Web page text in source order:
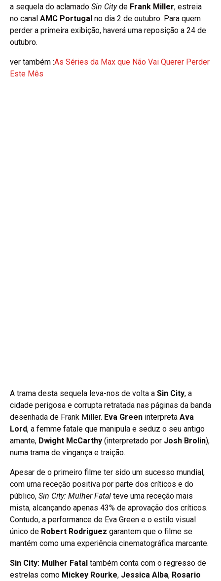
a sequela do aclamado Sin Cityde Frank Miller, estreia
no canal AMC Portugal no dia 2 de outubro. Para quem
perder a primeira exibição, haverá uma reposição a 24 de
outubro.
ver também :As Séries da Max que Não Vai Querer Perder
Este Mês
A trama desta sequela leva-nos de volta a Sin City, a
cidade perigosa e corrupta retratada nas páginas da banda
desenhada de Frank Miller. Eva Green interpreta Ava
Lord, a femme fatale que manipula e seduz o seu antigo
amante, Dwight McCarthy (interpretado por Josh Brolin),
numa trama de vingança e traição.
Apesar de o primeiro filme ter sido um sucesso mundial,
com uma receção positiva por parte dos críticos e do
público, Sin City: Mulher Fatal teve uma receção mais
mista, alcançando apenas 43% de aprovação dos críticos.
Contudo, a performance de Eva Green e o estilo visual
único de Robert Rodriguez garantem que o filme se
mantém como uma experiência cinematográfica marcante.
Sin City: Mulher Fatal também conta com o regresso de
estrelas como Mickey Rourke, Jessica Alba, Rosario